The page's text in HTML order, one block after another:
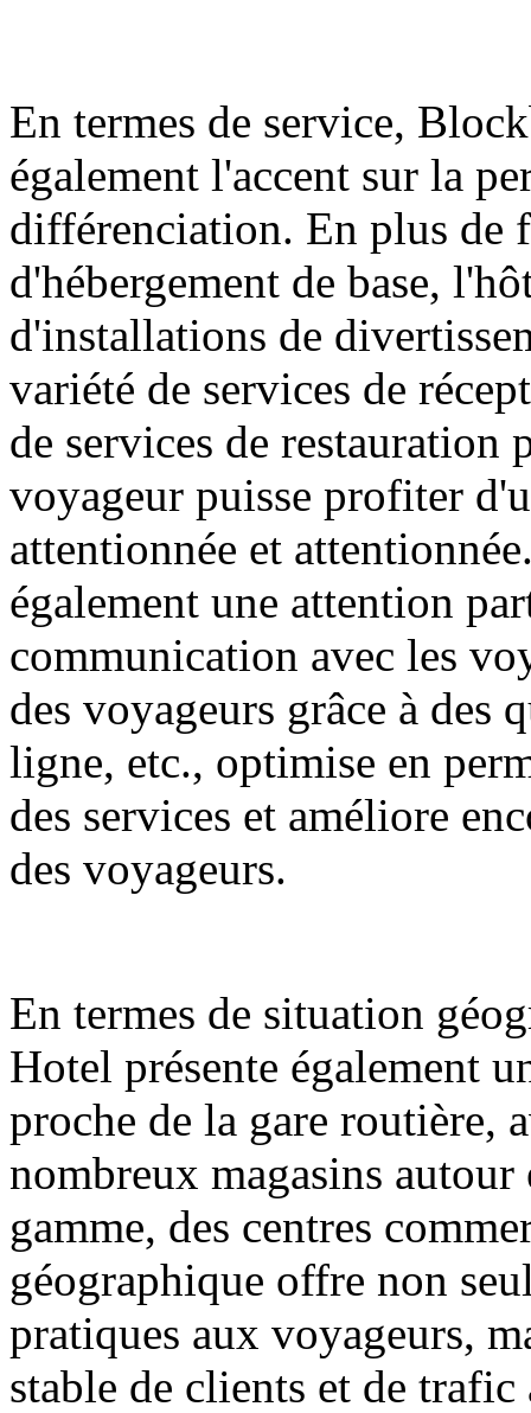
En termes de service,
également l'accent sur la
différenciation. En plus de
d'hébergement de base,
d'installations de
variété de services de
de services de restauration
voyageur puisse profiter
attentionnée et
également une attention
communication avec les
des voyageurs grâce à des
ligne, etc., optimise en
des services et améliore
des voyageurs.
En termes de situation
Hotel présente également
proche de la gare routière,
nombreux magasins autour
gamme, des centres
géographique offre non
pratiques aux voyageurs,
stable de clients et de